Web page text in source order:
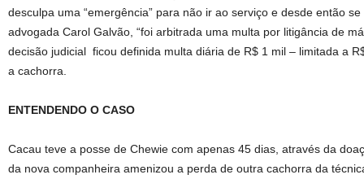
desculpa uma “emergência” para não ir ao serviço e desde então
advogada Carol Galvão, “foi arbitrada uma multa por litigância de
decisão judicial ficou definida multa diária de R$ 1 mil – limitada a
a cachorra.
ENTENDENDO O CASO
Cacau teve a posse de Chewie com apenas 45 dias, através da
da nova companheira amenizou a perda de outra cachorra da